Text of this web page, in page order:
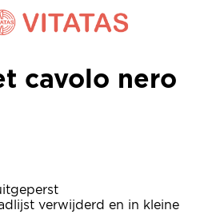
cavolo nero
cavolo nero
verwijderd en in kleine